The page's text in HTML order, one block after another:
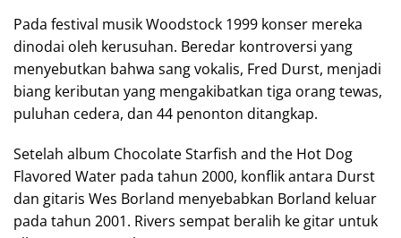
Pada festival musik Woodstock 1999 konser mereka
dinodai oleh kerusuhan. Beredar kontroversi yang
menyebutkan bahwa sang vokalis, Fred Durst, menjadi
biang keributan yang mengakibatkan tiga orang tewas,
puluhan cedera, dan 44 penonton ditangkap.
Setelah album Chocolate Starfish and the Hot Dog
Flavored Water pada tahun 2000, konflik antara Durst
dan gitaris Wes Borland menyebabkan Borland keluar
pada tahun 2001. Rivers sempat beralih ke gitar untuk